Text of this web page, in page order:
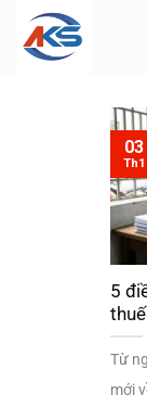
5
Từ
mới
03
Th1